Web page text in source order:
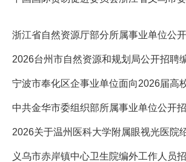
浙江省自然资源厅部分所属事业单位公
中共金华市委组织部所属事业单位公开
义乌市赤岸镇中心卫生院编外工作人员